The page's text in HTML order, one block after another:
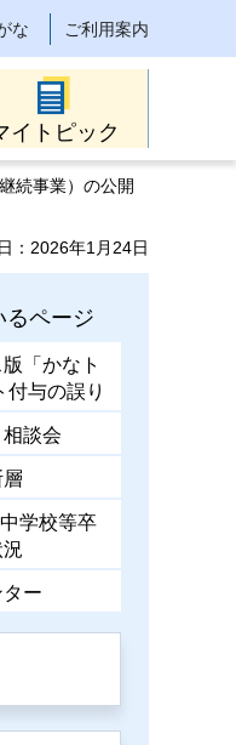
な ご利用案内
イトピック
続事業）の公開
：2026年1月24日
るページ
「かなト
付与の誤り
談会
学校等卒
ー